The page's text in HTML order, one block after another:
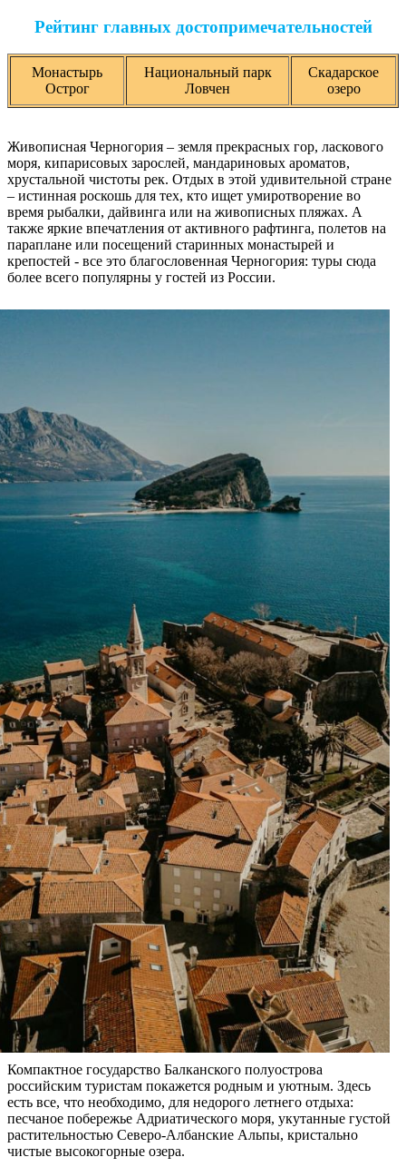
Рейтинг главных достопримечательностей
Монастырь
Острог
Национальный парк
Ловчен
Скадарское
озеро
Живописная Черногория – земля прекрасных гор, ласкового
моря, кипарисовых зарослей, мандариновых ароматов,
хрустальной чистоты рек. Отдых в этой удивительной стране
– истинная роскошь для тех, кто ищет умиротворение во
время рыбалки, дайвинга или на живописных пляжах. А
также яркие впечатления от активного рафтинга, полетов на
параплане или посещений старинных монастырей и
крепостей - все это благословенная Черногория: туры сюда
более всего популярны у гостей из России.
Компактное государство Балканского полуострова
российским туристам покажется родным и уютным. Здесь
есть все, что необходимо, для недорого летнего отдыха:
песчаное побережье Адриатического моря, укутанные густой
растительностью Северо-Албанские Альпы, кристально
чистые высокогорные озера.